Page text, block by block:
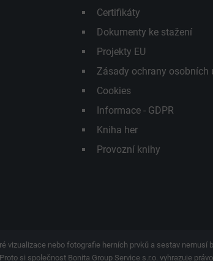
Certifikáty
Dokumenty ke stažení
Projekty EU
Zásady ochrany osobních
Cookies
Informace - GDPR
Kniha her
Provozní knihy
vizualizace nebo fotografie herních prvků a sestav
si společnost Bonita Group Service s.r.o. vyhrazuje